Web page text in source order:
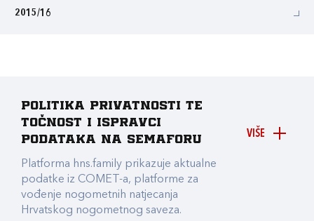
2015/16
VIŠE
Politika privatnosti te
točnost i ispravci
podataka na Semaforu
Platforma hns.family prikazuje aktualne
podatke iz COMET-a, platforme za
vođenje nogometnih natjecanja
Hrvatskog nogometnog saveza.